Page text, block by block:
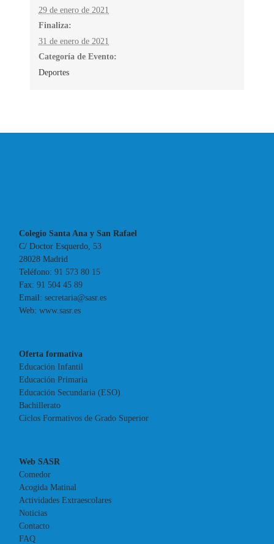
29 de enero de 2021
Finaliza:
31 de enero de 2021
Categoría de Evento:
Deportes
Colegio Santa Ana y San Rafael
C/ Doctor Esquerdo, 53
28028 Madrid
Teléfono:91 573 80 15
Fax:91 504 45 89
Email:secretaria@sasr.es
Web:www.sasr.es
Oferta formativa
Educación Infantil
Educación Primaria
Educación Secundaria (ESO)
Bachillerato
Ciclos Formativos de Grado Superior
Web SASR
Comedor
Acogida Matinal
Actividades Extraescolares
Noticias
Contacto
FAQ